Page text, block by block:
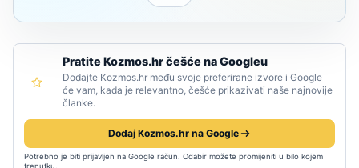
Pratite Kozmos.hr češće na Googleu
Dodajte Kozmos.hr među svoje preferirane izvore i Google
će vam, kada je relevantno, češće prikazivati naše najnovije
članke.
Dodaj Kozmos.hr na Google
Potrebno je biti prijavljen na Google račun. Odabir možete promijeniti u bilo kojem